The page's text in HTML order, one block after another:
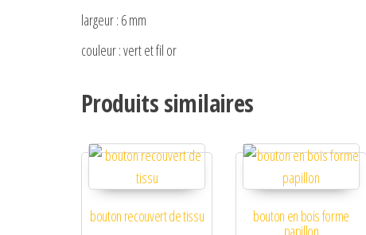
largeur : 6 mm
couleur : vert et fil or
Produits similaires
bouton recouvert de tissu bouton en bois forme
papillon